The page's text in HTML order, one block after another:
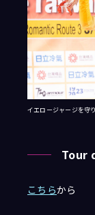
イエロージャージを守
Tour
こちらから